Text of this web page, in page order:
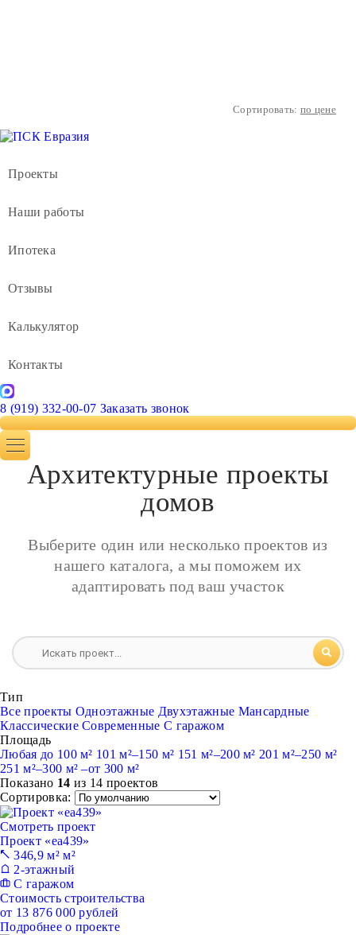
Сортировать: по цене
Проекты
Наши работы
Ипотека
Отзывы
Калькулятор
Контакты
8 (919) 332-00-07 Заказать звонок
Архитектурные проекты
домов
Выберите один или несколько проектов из
нашего каталога, а мы поможем их
адаптировать под ваш участок
Тип
Все проекты Одноэтажные Двухэтажные Мансардные
КлассическиеСовременныеС гаражом
Площадь
Любая до 100 м² 101 м²–150 м² 151 м²–200 м² 201 м²–250 м²
251 м²–300 м²–от 300 м²
Показано 14 из 14 проектов
Сортировка:
Смотреть проект
Проект «ea439»
346,9 м² м²
2-этажный
С гаражом
Стоимость строительства
от 13 876 000 рублей
Подробнее о проекте